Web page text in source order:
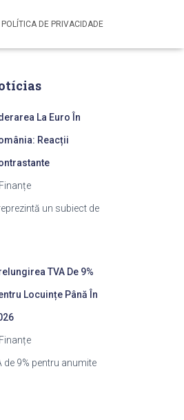
POLÍTICA DE PRIVACIDADE
La Euro În
Reacții
un subiect de
TVA De 9%
Locuințe Până În
de 9% pentru anumite